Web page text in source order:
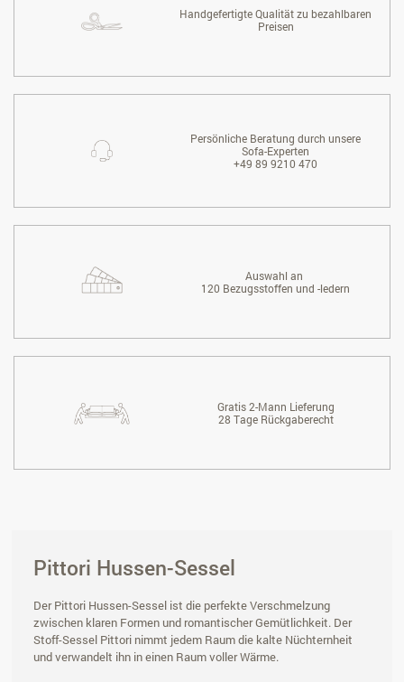
Handgefertigte Qualität zu bezahlbaren
Preisen
Persönliche Beratung durch unsere
Sofa-Experten
+49 89 9210 470
Auswahl an
120 Bezugsstoffen und -ledern
Gratis 2-Mann Lieferung
28 Tage Rückgaberecht
Pittori Hussen-Sessel
Der Pittori Hussen-Sessel ist die perfekte Verschmelzung
zwischen klaren Formen und romantischer Gemütlichkeit. Der
Stoff-Sessel Pittori nimmt jedem Raum die kalte Nüchternheit
und verwandelt ihn in einen Raum voller Wärme.